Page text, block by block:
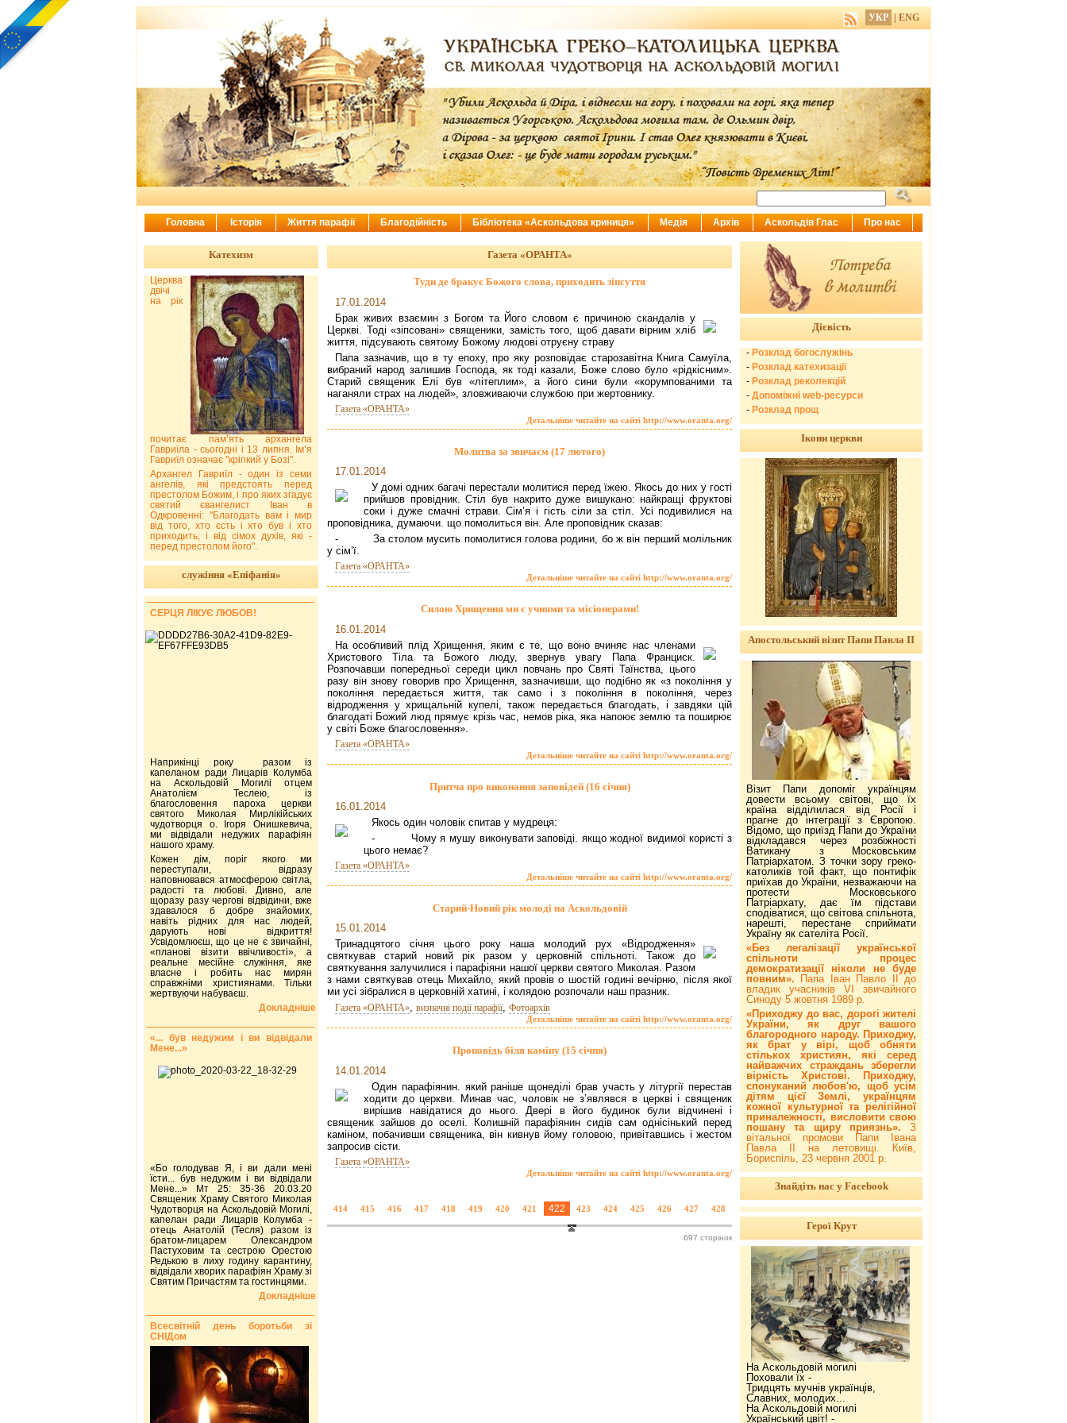
Газета «ОРАНТА»
Туди де бракує Божого слова, приходить зіпсуття
17.01.2014
Брак живих взаємин з Богом та Його словом є причиною скандалів у
Церкві. Тоді «зіпсовані» священики, замість того, щоб давати вірним хліб
життя, підсувають святому Божому людові отруєну страву
Папа зазначив, що в ту епоху, про яку розповідає старозавітна Книга Самуїла,
вибраний народ залишив Господа, як тоді казали, Боже слово було «рідкісним».
Старий священик Елі був «літеплим», а його сини були «корумпованими та
наганяли страх на людей», зловживаючи службою при жертовнику.
Газета «ОРАНТА»
Детальніше читайте на сайті http://www.oranta.org/
Молитва за звичаєм (17 лютого)
17.01.2014
У домі одних багачі перестали молитися перед їжею. Якось до них у гості
прийшов провідник. Стіл був накрито дуже вишукано: найкращі фруктові
соки і дуже смачні страви. Сім’я і гість сіли за стіл. Усі подивилися на
проповідника, думаючи. що помолиться він. Але проповідник сказав:
- За столом мусить помолитися голова родини, бо ж він перший молільник
у сім’ї.
Газета «ОРАНТА»
Детальніше читайте на сайті http://www.oranta.org/
Силою Хрищення ми є учнями та місіонерами!
16.01.2014
На особливий плід Хрищення, яким є те, що воно вчиняє нас членами
Христового Тіла та Божого люду, звернув увагу Папа Франциск.
Розпочавши попередньої середи цикл повчань про Святі Таїнства, цього
разу він знову говорив про Хрищення, зазначивши, що подібно як «з покоління у
покоління передається життя, так само і з покоління в покоління, через
відродження у хрищальній купелі, також передається благодать, і завдяки цій
благодаті Божий люд прямує крізь час, немов ріка, яка напоює землю та поширює
у світі Боже благословення».
Газета «ОРАНТА»
Детальніше читайте на сайті http://www.oranta.org/
Притча про виконання заповідей (16 січня)
16.01.2014
Якось один чоловік спитав у мудреця:
- Чому я мушу виконувати заповіді. якщо жодної видимої користі з
цього немає?
Газета «ОРАНТА»
Детальніше читайте на сайті http://www.oranta.org/
Старий-Новий рік молоді на Аскольдовій
15.01.2014
Тринадцятого січня цього року наша молодий рух «Відродження»
святкував старий новий рік разом у церковній спільноті. Також до
святкування залучилися і парафіяни нашої церкви святого Миколая. Разом
з нами святкував отець Михайло, який провів о шостій годині вечірню, після якої
ми усі зібралися в церковній хатині, і колядою розпочали наш празник.
Газета «ОРАНТА», визначні події парафії, Фотоархів
Детальніше читайте на сайті http://www.oranta.org/
Проповідь біля каміну (15 січня)
14.01.2014
Один парафіянин. який раніше щонеділі брав участь у літургії перестав
ходити до церкви. Минав час, чоловік не з’являвся в церкві і священик
вирішив навідатися до нього. Двері в його будинок були відчинені і
священик зайшов до оселі. Колишній парафіянин сидів сам однісінький перед
каміном, побачивши священика, він кивнув йому головою, привітавшись і жестом
запросив сісти.
Газета «ОРАНТА»
Детальніше читайте на сайті http://www.oranta.org/
414 415 416 417 418 419 420 421 422 423 424 425 426 427 428
697 сторінок
Катехизм
Церква
двічі
на рік
почитає пам’ять архангела
Гавриїла - сьогодні і 13 липня. Ім’я
Гавриїл означає "кріпкий у Бозі".
Архангел Гавриїл - один із семи
ангелів, які предстоять перед
престолом Божим, і про яких згадує
святий євангелист Іван в
Одкровенні: "Благодать вам і мир
від того, хто єсть і хто був і хто
приходить; і від сімох духів, які -
перед престолом його".
служіння «Епіфанія»
СЕРЦЯ ЛІКУЄ ЛЮБОВ!
Наприкінці року разом із
капеланом ради Лицарів Колумба
на Аскольдовій Могилі отцем
Анатолієм Теслею, із
благословення пароха церкви
святого Миколая Мирлікійських
чудотворця о. Ігоря Онишкевича,
ми відвідали недужих парафіян
нашого храму.
Кожен дім, поріг якого ми
переступали, відразу
наповнювався атмосферою світла,
радості та любові. Дивно, але
щоразу разу чергові відвідини, вже
здавалося б добре знайомих,
навіть рідних для нас людей,
дарують нові відкриття!
Усвідомлюєш, що це не є звичайні,
«планові візити ввічливості», а
реальне месійне служіння, яке
власне і робить нас мирян
справжніми християнами. Тільки
жертвуючи набуваєш.
Докладніше
«... був недужим і ви відвідали
Мене...»
«Бо голодував Я, і ви дали мені
їсти... був недужим і ви відвідали
Мене...» Мт 25: 35-36 20.03.20
Священик Храму Святого Миколая
Чудотворця на Аскольдовій Могилі,
капелан ради Лицарів Колумба -
отець Анатолій (Тесля) разом із
братом-лицарем Олександром
Пастуховим та сестрою Орестою
Редькою в лиху годину карантину,
відвідали хворих парафіян Храму зі
Святим Причастям та гостинцями.
Докладніше
Всесвітній день боротьби зі
СНІДом
Дієвість
- Розклад богослужінь
- Розклад катехизації
- Розклад реколекцій
- Допоміжні web-ресурси
- Розклад прощ
Ікони церкви
Апостольський візит Папи Павла ІІ
Візит Папи допоміг українцям
довести всьому світові, що їх
країна відділилася від Росії і
прагне до інтеграції з Європою.
Відомо, що приїзд Папи до України
відкладався через розбіжності
Ватикану з Московським
Патріархатом. З точки зору греко-
католиків той факт, що понтифік
приїхав до України, незважаючи на
протести Московського
Патріархату, дає їм підстави
сподіватися, що світова спільнота,
нарешті, перестане сприймати
Україну як сателіта Росії.
«Без легалізації української
спільноти процес
демократизації ніколи не буде
повним».
Папа Іван Павло ІІ до
владик учасників VI звичайного
Синоду 5 жовтня 1989 р.
«Приходжу до вас, дорогі жителі
України, як друг вашого
благородного народу. Приходжу,
як брат у вірі, щоб обняти
стількох християн, які серед
найважчих страждань зберегли
вірність Христові. Приходжу,
спонуканий любов'ю, щоб усім
дітям цієї Землі, українцям
кожної культурної та релігійної
приналежності, висловити свою
пошану та щиру приязнь». З
вітальної промови Папи Івана
Павла ІІ на летовищі. Київ,
Бориспіль, 23 червня 2001 р.
Знайдіть нас у Facebook
Герої Крут
На Аскольдовій могилі
Поховали їх -
Тридцять мучнів українців,
Славних, молодих...
На Аскольдовій могилі
Український цвіт! -
УКР ENG
Головна Історія Життя парафії Благодійність Бібліотека «Аскольдова криниця» Медія Архів Аскольдів Глас Про нас